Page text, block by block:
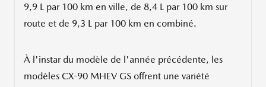
9,9 L par 100 km en ville, de 8,4 L par 100 km sur
route et de 9,3 L par 100 km en combiné.
À l'instar du modèle de l'année précédente, les
modèles CX-90 MHEV GS offrent une variété